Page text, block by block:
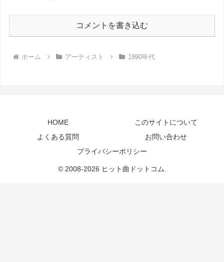
コメントを書き込む
ホーム アーティスト 1990年代
HOME
このサイトについて
よくある質問
お問い合わせ
プライバシーポリシー
© 2008-2026 ヒット曲ドットコム.